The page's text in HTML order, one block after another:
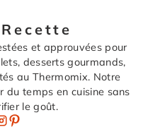
et approuvées pour
desserts gourmands,
au Thermomix. Notre
du temps en cuisine sans
le goût.